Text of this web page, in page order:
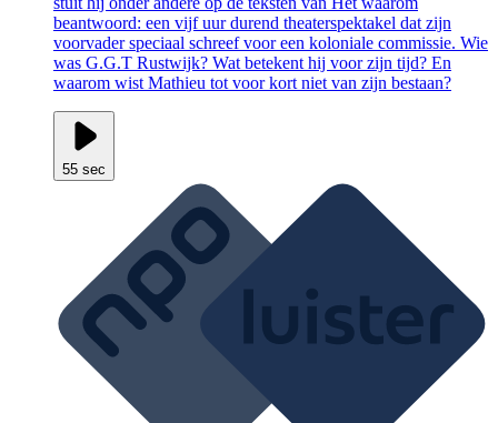
beantwoord: een vijf uur durend theaterspektakel dat zijn
voorvader speciaal schreef voor een koloniale commissie. Wie
was G.G.T Rustwijk? Wat betekent hij voor zijn tijd? En
waarom wist Mathieu tot voor kort niet van zijn bestaan?
55 sec